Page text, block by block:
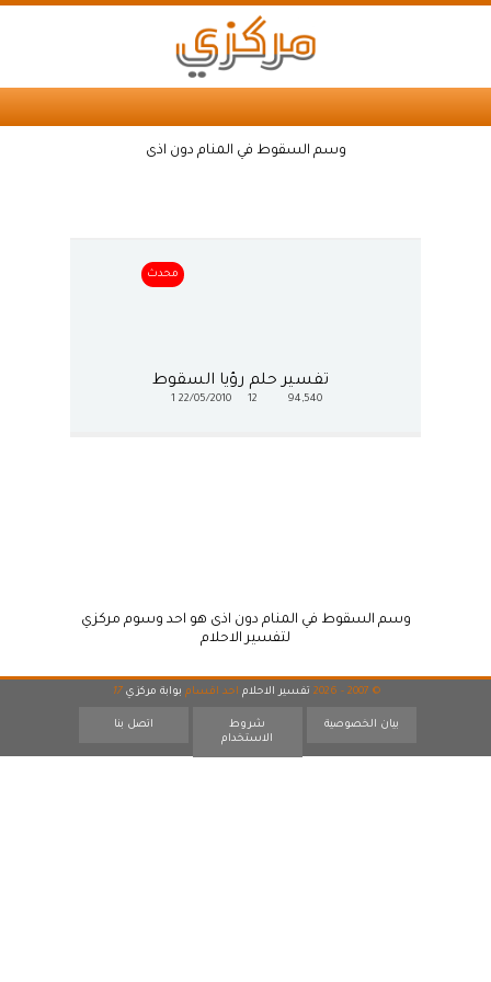
وسم السقوط في المنام دون اذى
محدث
تفسير حلم رؤيا السقوط
94,540
22/05/2010
1
وسم السقوط في المنام دون اذى هو احد وسوم مركزي
لتفسير الاحلام
© 2007 - 2026 تفسير الاحلام احد اقسام بوابة مركزي 17
بيان الخصوصية
شروط
الاستخدام
اتصل بنا